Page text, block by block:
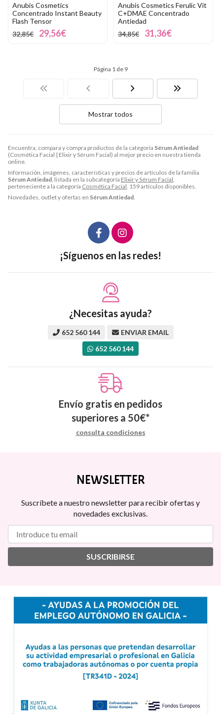
Encuentra, compara y compra productos de la categoría Sérum Antiedad
(Cosmética Facial | Elixir y Sérum Facial) al mejor precio en nuestra tienda
online.
Información, imágenes, características y precios de artículos de la familia
Sérum Antiedad , listada en la subcategoría Elixir y Sérum Facial
perteneciente a la categoría Cosmética Facial . 159 artículos disponibles.
Novedades, outlet y ofertas en Sérum Antiedad
Anubis Cosmetics
Concentrado Instant Beauty
Flash Tensor
32,85€
29,56€
Anubis Cosmetics Ferulic Vit
C+DMAE Concentrado
Antiedad
34,85€
31,36€
Página 1 de 9
Mostrar todos
¡Síguenos en las redes!
¿Necesitas ayuda?
652 560 144
ENVIAR EMAIL
652 560 144
Envío gratis en pedidos
superiores a 50€*
consulta condiciones
NEWSLETTER
Suscríbete a nuestro newsletter para recibir ofertas y
novedades exclusivas.
SUSCRIBIRSE